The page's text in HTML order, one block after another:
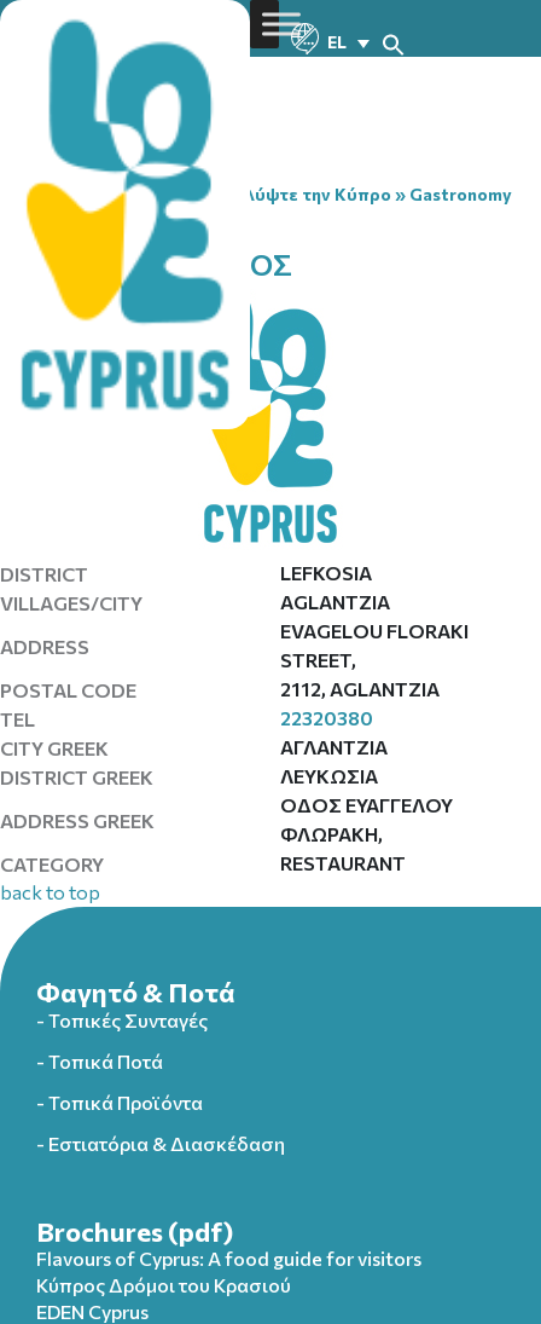
EL
You are here:Home» Ανακαλύψτε την Κύπρο » Gastronomy
» ΤΡΕΙΣ ΚΑΙ Ο ΚΟΥΚΟΣ
ΤΡΕΙΣ ΚΑΙ Ο ΚΟΥΚΟΣ
DISTRICT
LEFKOSIA
VILLAGES/CITY
AGLANTZIA
ADDRESS
EVAGELOU FLORAKI
STREET,
POSTAL CODE
2112, AGLANΤZIA
TEL
22320380
CITY GREEK
ΑΓΛΑΝΤΖΙΑ
DISTRICT GREEK
ΛΕΥΚΩΣΙΑ
ADDRESS GREEK
ΟΔΟΣ ΕΥΑΓΓΕΛΟΥ
ΦΛΩΡΑΚΗ,
CATEGORY
RESTAURANT
back to top
Φαγητό & Ποτά
- Τοπικές Συνταγές
- Τοπικά Ποτά
- Τοπικά Προϊόντα
- Εστιατόρια & Διασκέδαση
Brochures (pdf)
Flavours of Cyprus: A food guide for visitors
Κύπρος Δρόμοι του Κρασιού
EDEN Cyprus